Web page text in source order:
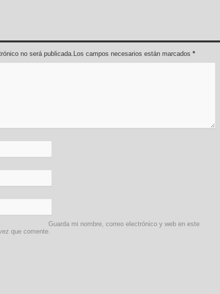
no será publicada.Los campos necesarios están marcados *
Guarda mi nombre, correo electrónico y web en este
que comente.